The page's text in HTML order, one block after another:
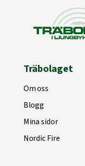
Träbolaget
Om oss
Blogg
Mina sidor
Nordic Fire